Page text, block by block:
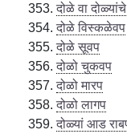
दोळे वा
दोळे विस्कळेवप
दोळे सूवप
दोळो चुकवप
दोळो मारप
दोळो लागप
दोळ्यां आड